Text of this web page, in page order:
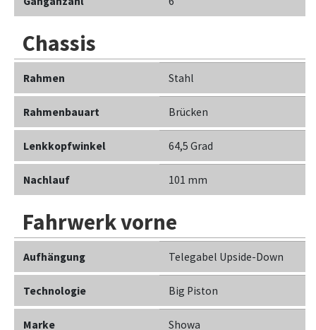
Chassis
Rahmen Stahl
Rahmenbauart Brücken
Lenkkopfwinkel 64,5 Grad
Nachlauf 101 mm
Fahrwerk vorne
Aufhängung Telegabel Upside-Down
Technologie Big Piston
Marke Showa